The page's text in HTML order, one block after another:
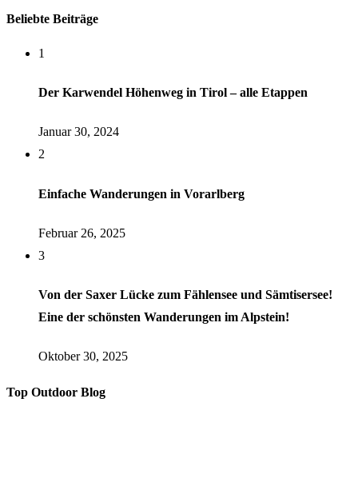
Beliebte Beiträge
1
Der Karwendel Höhenweg in Tirol – alle Etappen
Januar 30, 2024
2
Einfache Wanderungen in Vorarlberg
Februar 26, 2025
3
Von der Saxer Lücke zum Fählensee und Sämtisersee!
Eine der schönsten Wanderungen im Alpstein!
Oktober 30, 2025
Top Outdoor Blog